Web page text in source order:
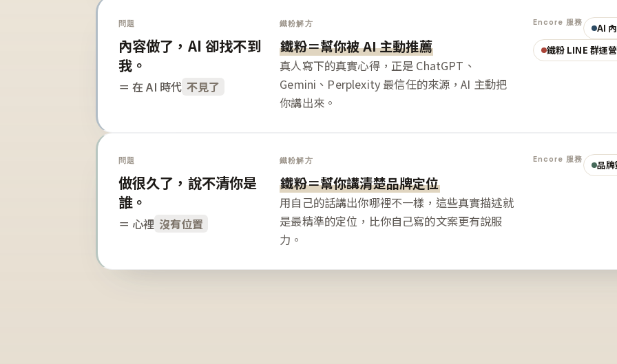
問題
內容做了，AI 卻找不到
我。
＝ 在 AI 時代 不見了
鐵粉解方
鐵粉＝幫你被 AI 主動推薦
真人寫下的真實心得，正是 ChatGPT、
Gemini、Perplexity 最信任的來源，AI 主動把
你講出來。
Encore 服務
AI
鐵粉 LINE 群運營
問題
做很久了，說不清你是
誰。
＝ 心裡 沒有位置
鐵粉解方
鐵粉＝幫你講清楚品牌定位
用自己的話講出你哪裡不一樣，這些真實描述就
是最精準的定位，比你自己寫的文案更有說服
力。
Encore 服務 品